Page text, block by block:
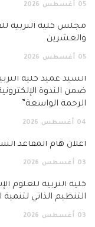
05 أغسطس 2026
مجلس كلية التربية
والعشرين
05 أغسطس 2026
السيد عميد كلية
ضمن الندوة
الرحمة الواسعة”
04 أغسطس 2026
اعلان هام المقاعد
03 أغسطس 2026
كلية التربية للعلوم
التنظيم الذاتي
03 أغسطس 2026